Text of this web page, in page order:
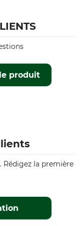
produit
la première